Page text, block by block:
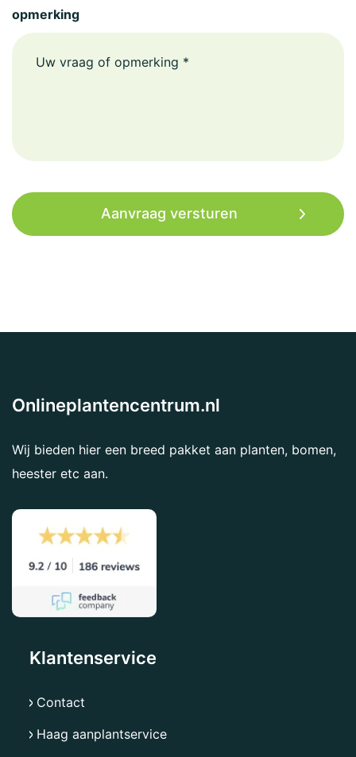
opmerking
Onlineplantencentrum.nl
Wij bieden hier een breed pakket aan planten, bomen,
heester etc aan.
Klantenservice
Contact
Haag aanplantservice